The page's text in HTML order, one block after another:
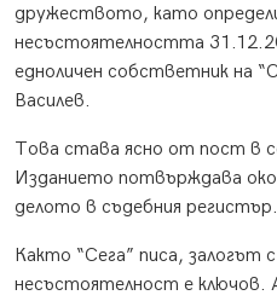
дружеството, като
несъстоятелността
едноличен собстветник на
Василев.
Това става ясно от пост в
Изданието потвърждава
делото в съдебния регистър.
Както “Сега” писа, залогът
несъстоятелност е ключов.